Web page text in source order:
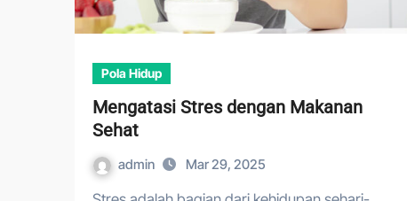
Pola Hidup
Mengatasi Stres dengan Makanan
Sehat
admin Mar 29, 2025